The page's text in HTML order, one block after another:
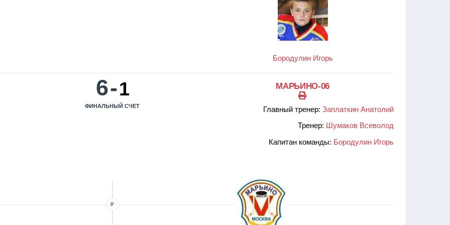
Бородулин Игорь
6-1
ФИНАЛЬНЫЙ СЧЕТ
МАРЬИНО-06
Главный тренер: Заплаткин Анатолий
Тренер: Шумаков Всеволод
Капитан команды: Бородулин Игорь
0’